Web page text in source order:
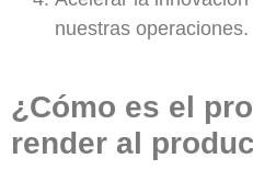
nuestras operaciones.
¿Cómo es el
render al